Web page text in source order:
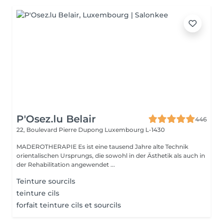
P'Osez.lu Belair
446
22, Boulevard Pierre Dupong Luxembourg L-1430
MADEROTHERAPIE Es ist eine tausend Jahre alte Technik
orientalischen Ursprungs, die sowohl in der Ästhetik als auch in
der Rehabilitation angewendet ...
Teinture sourcils
teinture cils
forfait teinture cils et sourcils